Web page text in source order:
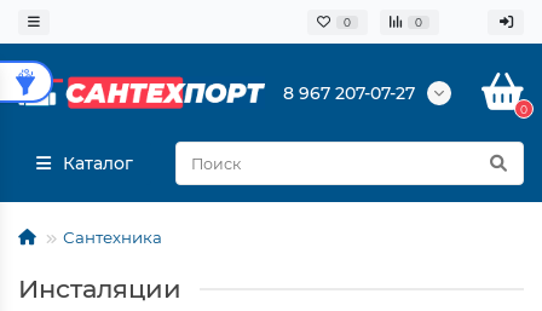
0 0
8 967 207-07-27
0
Каталог
Сантехника
Инсталяции